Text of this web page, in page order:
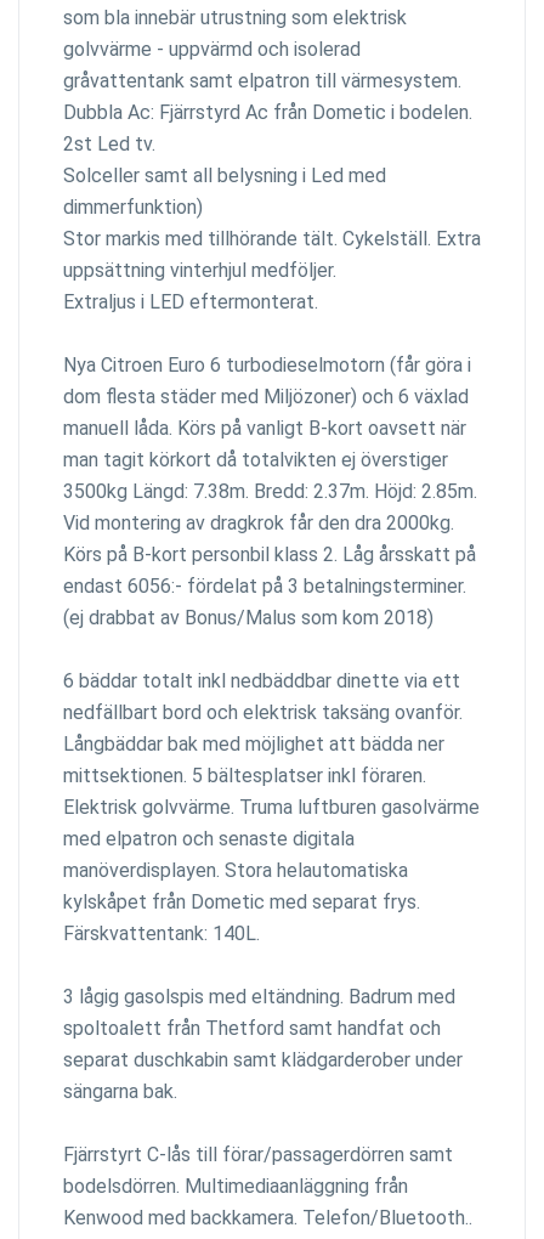
som bla innebär utrustning som elektrisk
golvvärme - uppvärmd och isolerad
gråvattentank samt elpatron till värmesystem.
Dubbla Ac: Fjärrstyrd Ac från Dometic i bodelen.
2st Led tv.
Solceller samt all belysning i Led med
dimmerfunktion)
Stor markis med tillhörande tält. Cykelställ. Extra
uppsättning vinterhjul medföljer.
Extraljus i LED eftermonterat.
Nya Citroen Euro 6 turbodieselmotorn (får göra i
dom flesta städer med Miljözoner) och 6 växlad
manuell låda. Körs på vanligt B-kort oavsett när
man tagit körkort då totalvikten ej överstiger
3500kg Längd: 7.38m. Bredd: 2.37m. Höjd: 2.85m.
Vid montering av dragkrok får den dra 2000kg.
Körs på B-kort personbil klass 2. Låg årsskatt på
endast 6056:- fördelat på 3 betalningsterminer.
(ej drabbat av Bonus/Malus som kom 2018)
6 bäddar totalt inkl nedbäddbar dinette via ett
nedfällbart bord och elektrisk taksäng ovanför.
Långbäddar bak med möjlighet att bädda ner
mittsektionen. 5 bältesplatser inkl föraren.
Elektrisk golvvärme. Truma luftburen gasolvärme
med elpatron och senaste digitala
manöverdisplayen. Stora helautomatiska
kylskåpet från Dometic med separat frys.
Färskvattentank: 140L.
3 lågig gasolspis med eltändning. Badrum med
spoltoalett från Thetford samt handfat och
separat duschkabin samt klädgarderober under
sängarna bak.
Fjärrstyrt C-lås till förar/passagerdörren samt
bodelsdörren. Multimediaanläggning från
Kenwood med backkamera. Telefon/Bluetooth..